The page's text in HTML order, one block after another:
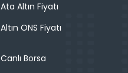
Ata Altın Fiyatı
Altın ONS Fiyatı
Canlı Borsa